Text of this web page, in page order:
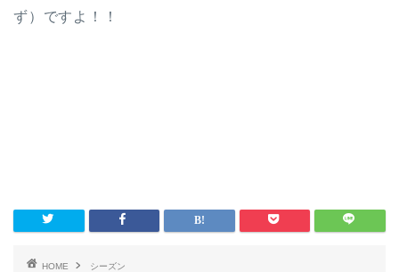
ず）ですよ！！
HOME
シーズン